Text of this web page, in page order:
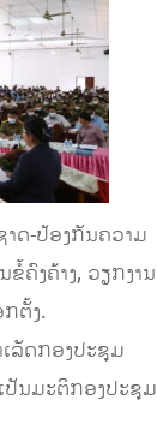
າດ-ປ້ອງກັນຄວາມ
ຄົງຄ້າງ, ວຽກງານ
ຕັ້ງ.
ລັດກອງປະຊຸມ
ປັນມະຕິກອງປະຊຸມ